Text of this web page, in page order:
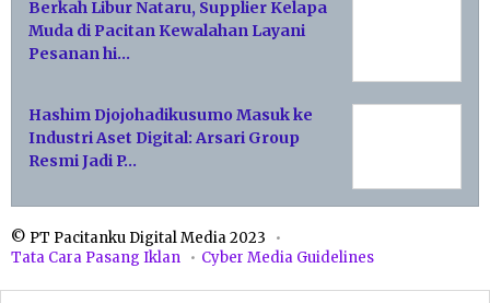
Berkah Libur Nataru, Supplier Kelapa
Muda di Pacitan Kewalahan Layani
Pesanan hi…
Hashim Djojohadikusumo Masuk ke
Industri Aset Digital: Arsari Group
Resmi Jadi P…
© PT Pacitanku Digital Media 2023
Tata Cara Pasang Iklan
Cyber Media Guidelines